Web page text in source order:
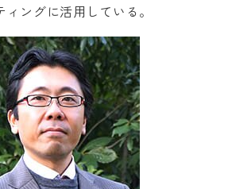
ングに活用している。